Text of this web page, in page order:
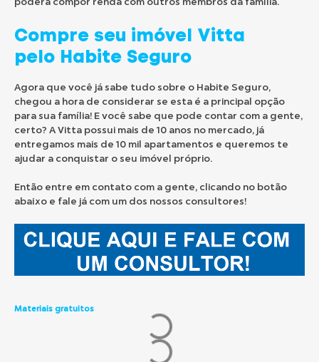
poderá compor renda com outros membros da família.
Compre seu imóvel Vitta
pelo Habite Seguro
Agora que você já sabe tudo sobre o Habite Seguro,
chegou a hora de considerar se esta é a principal opção
para sua família! E você sabe que pode contar com a gente,
certo? A Vitta possui mais de 10 anos no mercado, já
entregamos mais de 10 mil apartamentos e queremos te
ajudar a conquistar o seu imóvel próprio.
Então entre em contato com a gente, clicando no botão
abaixo e fale já com um dos nossos consultores!
Materiais gratuitos